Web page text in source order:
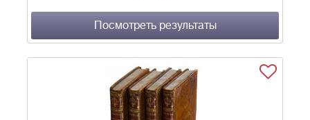
Посмотреть результаты